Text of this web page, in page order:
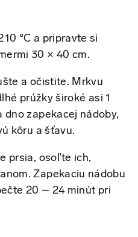
°C a pripravte si
30 × 40 cm.
a očistite. Mrkvu
prúžky široké asi 1
dno zapekacej nádoby,
kôru a šťavu.
prsia, osoľte ich,
Zapekaciu nádobu
20 – 24 minút pri